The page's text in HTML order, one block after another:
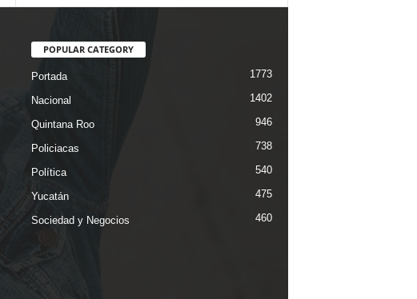
POPULAR CATEGORY
Portada 1773
Nacional 1402
Quintana Roo 946
Policiacas 738
Política 540
Yucatán 475
Sociedad y Negocios 460